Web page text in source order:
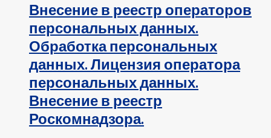
Внесение в реестр операторов
персональных данных.
Обработка персональных
данных. Лицензия оператора
персональных данных.
Внесение в реестр
Роскомнадзора.